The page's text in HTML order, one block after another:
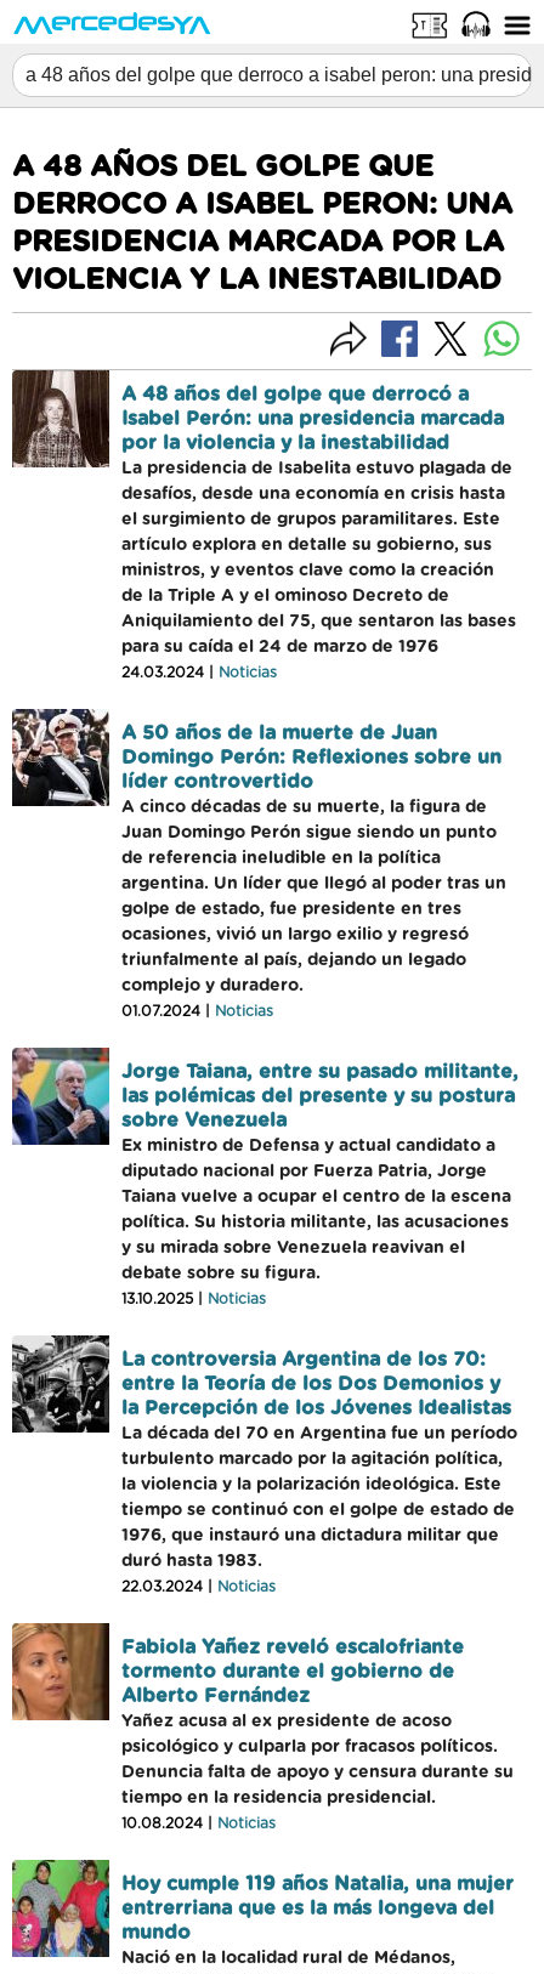
A 48 AÑOS DEL GOLPE QUE
DERROCO A ISABEL PERON: UNA
PRESIDENCIA MARCADA POR LA
VIOLENCIA Y LA INESTABILIDAD
A 48 años del golpe que derrocó a
Isabel Perón: una presidencia marcada
por la violencia y la inestabilidad
La presidencia de Isabelita estuvo plagada de
desafíos, desde una economía en crisis hasta
el surgimiento de grupos paramilitares. Este
artículo explora en detalle su gobierno, sus
ministros, y eventos clave como la creación
de la Triple A y el ominoso Decreto de
Aniquilamiento del 75, que sentaron las bases
para su caída el 24 de marzo de 1976
24.03.2024 | Noticias
A 50 años de la muerte de Juan
Domingo Perón: Reflexiones sobre un
líder controvertido
A cinco décadas de su muerte, la figura de
Juan Domingo Perón sigue siendo un punto
de referencia ineludible en la política
argentina. Un líder que llegó al poder tras un
golpe de estado, fue presidente en tres
ocasiones, vivió un largo exilio y regresó
triunfalmente al país, dejando un legado
complejo y duradero.
01.07.2024 | Noticias
Jorge Taiana, entre su pasado militante,
las polémicas del presente y su postura
sobre Venezuela
Ex ministro de Defensa y actual candidato a
diputado nacional por Fuerza Patria, Jorge
Taiana vuelve a ocupar el centro de la escena
política. Su historia militante, las acusaciones
y su mirada sobre Venezuela reavivan el
debate sobre su figura.
13.10.2025 | Noticias
La controversia Argentina de los 70:
entre la Teoría de los Dos Demonios y
la Percepción de los Jóvenes Idealistas
La década del 70 en Argentina fue un período
turbulento marcado por la agitación política,
la violencia y la polarización ideológica. Este
tiempo se continuó con el golpe de estado de
1976, que instauró una dictadura militar que
duró hasta 1983.
22.03.2024 | Noticias
Fabiola Yañez reveló escalofriante
tormento durante el gobierno de
Alberto Fernández
Yañez acusa al ex presidente de acoso
psicológico y culparla por fracasos políticos.
Denuncia falta de apoyo y censura durante su
tiempo en la residencia presidencial.
10.08.2024 | Noticias
Hoy cumple 119 años Natalia, una mujer
entrerriana que es la más longeva del
mundo
Nació en la localidad rural de Médanos,